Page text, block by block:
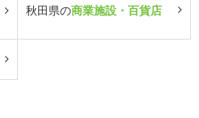
秋田県の商業施設・百貨店